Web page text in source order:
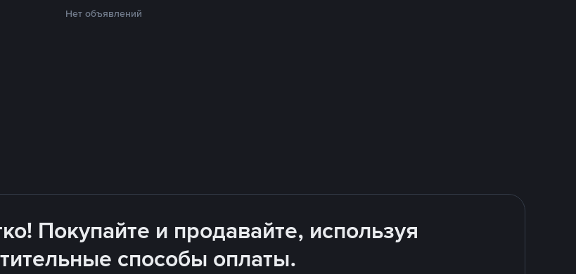
Нет объявлений
Покупайте и продавайте, используя
способы оплаты.